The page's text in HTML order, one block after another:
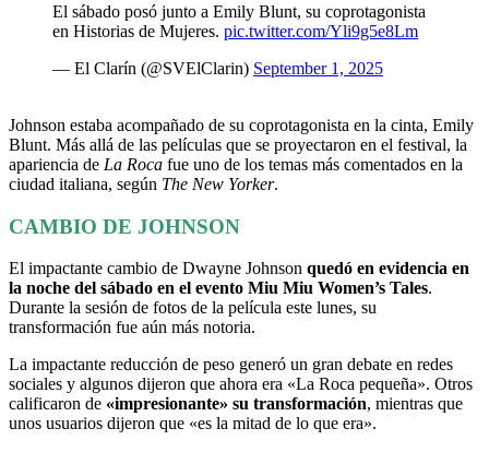
El sábado posó junto a Emily Blunt, su coprotagonista
en Historias de Mujeres. pic.twitter.com/Yli9g5e8Lm
— El Clarín (@SVElClarin) September 1, 2025
Johnson estaba acompañado de su coprotagonista en la cinta, Emily
Blunt. Más allá de las películas que se proyectaron en el festival, la
apariencia de La Roca fue uno de los temas más comentados en la
ciudad italiana, según The New Yorker.
CAMBIO DE JOHNSON
El impactante cambio de Dwayne Johnson quedó en evidencia en
la noche del sábado en el evento Miu Miu Women’s Tales.
Durante la sesión de fotos de la película este lunes, su
transformación fue aún más notoria.
La impactante reducción de peso generó un gran debate en redes
sociales y algunos dijeron que ahora era «La Roca pequeña». Otros
calificaron de «impresionante» su transformación, mientras que
unos usuarios dijeron que «es la mitad de lo que era».